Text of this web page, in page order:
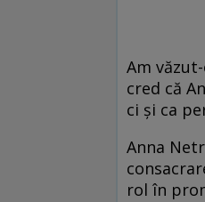
Am
cred că
ci şi ca
Anna
rol în